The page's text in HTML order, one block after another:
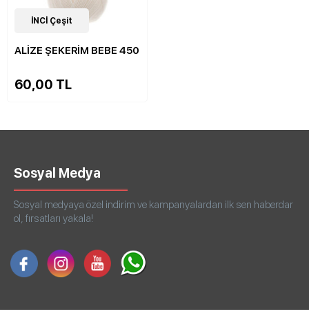
33Çeşit
İNCİ Çeşit
ALİZE ŞEKERİM BEBE 450
60,00 TL
Sosyal Medya
Sosyal medyaya özel indirim ve kampanyalardan ilk sen haberdar
ol, fırsatları yakala!